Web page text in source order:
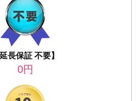
延長保証 不要】
0円